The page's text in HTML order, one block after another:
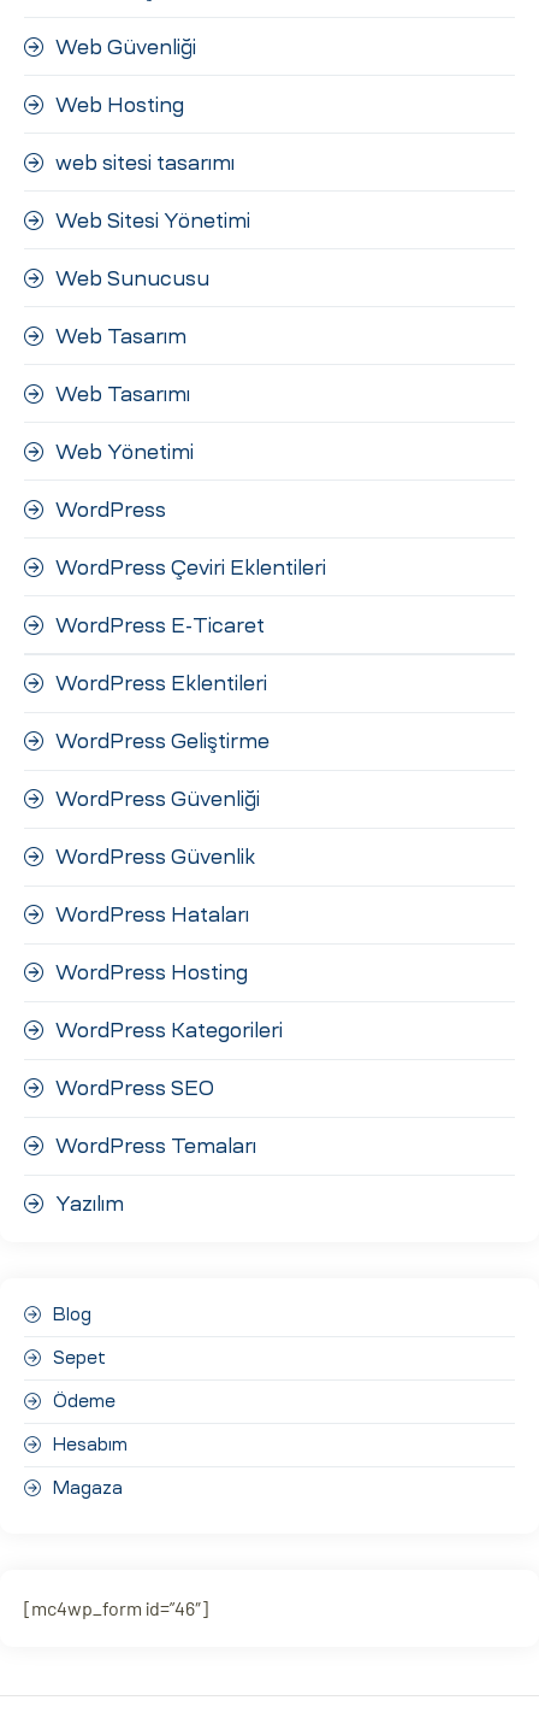
Web Güvenliği
Web Hosting
web sitesi tasarımı
Web Sitesi Yönetimi
Web Sunucusu
Web Tasarım
Web Tasarımı
Web Yönetimi
WordPress
WordPress Çeviri Eklentileri
WordPress E-Ticaret
WordPress Eklentileri
WordPress Geliştirme
WordPress Güvenliği
WordPress Güvenlik
WordPress Hataları
WordPress Hosting
WordPress Kategorileri
WordPress SEO
WordPress Temaları
Yazılım
Blog
Sepet
Ödeme
Hesabım
Magaza
[mc4wp_form id=”46″]